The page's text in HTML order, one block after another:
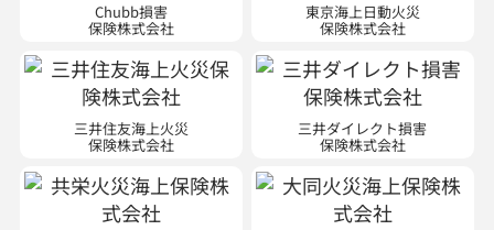
Chubb損害
保険株式会社
東京海上日動火災
保険株式会社
三井住友海上火災
保険株式会社
三井ダイレクト損害
保険株式会社